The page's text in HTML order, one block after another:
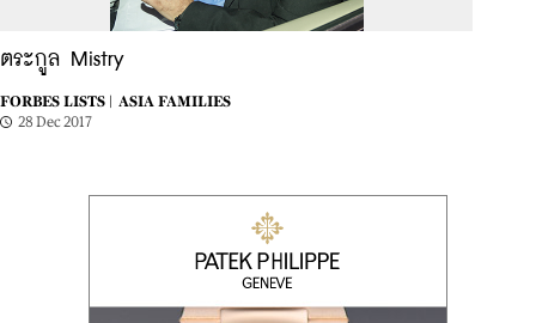
ตระกูล Mistry
FORBES LISTS |
ASIA FAMILIES
28 Dec 2017